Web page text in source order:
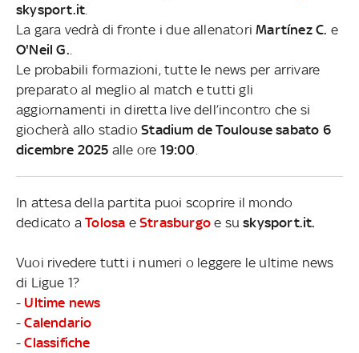
skysport.it
La gara vedrà di fronte i due allenatoriMartínez C. e
O'Neil G.
Le probabili formazioni, tutte le news per arrivare
preparato al meglio al match e tutti gli
aggiornamenti in diretta live dell’incontro che si
giocherà allo stadioStadium de Toulouse sabato 6
dicembre 2025 alle ore 19:00
In attesa della partita puoi scoprire il mondo
dedicato aTolosa eStrasburgo e suskysport.it.
Vuoi rivedere tutti i numeri o leggere le ultime news
di Ligue 1?
- Ultime news
-Calendario
-Classifiche